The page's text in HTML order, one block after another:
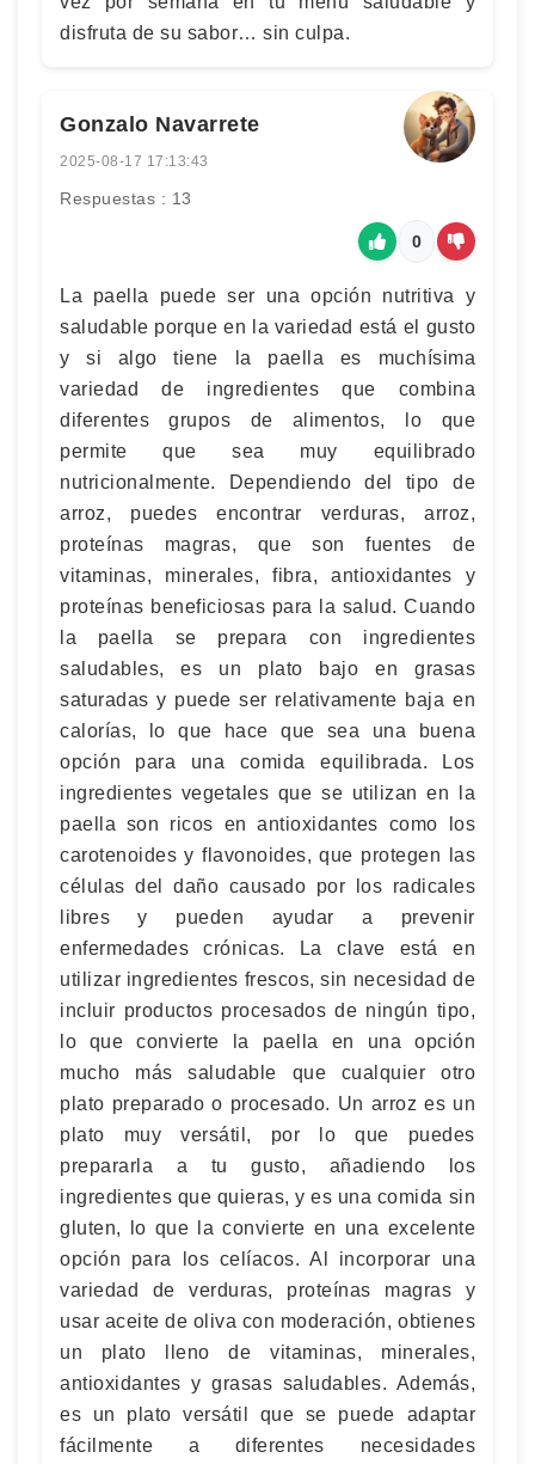
disfruta de su sabor… sin culpa.
Gonzalo Navarrete
2025-08-17 17:13:43
Respuestas : 13
0
La paella puede ser una opción nutritiva y
saludable porque en la variedad está el gusto
y si algo tiene la paella es muchísima
variedad de ingredientes que combina
diferentes grupos de alimentos, lo que
permite que sea muy equilibrado
nutricionalmente. Dependiendo del tipo de
arroz, puedes encontrar verduras, arroz,
proteínas magras, que son fuentes de
vitaminas, minerales, fibra, antioxidantes y
proteínas beneficiosas para la salud. Cuando
la paella se prepara con ingredientes
saludables, es un plato bajo en grasas
saturadas y puede ser relativamente baja en
calorías, lo que hace que sea una buena
opción para una comida equilibrada. Los
ingredientes vegetales que se utilizan en la
paella son ricos en antioxidantes como los
carotenoides y flavonoides, que protegen las
células del daño causado por los radicales
libres y pueden ayudar a prevenir
enfermedades crónicas. La clave está en
utilizar ingredientes frescos, sin necesidad de
incluir productos procesados de ningún tipo,
lo que convierte la paella en una opción
mucho más saludable que cualquier otro
plato preparado o procesado. Un arroz es un
plato muy versátil, por lo que puedes
prepararla a tu gusto, añadiendo los
ingredientes que quieras, y es una comida sin
gluten, lo que la convierte en una excelente
opción para los celíacos. Al incorporar una
variedad de verduras, proteínas magras y
usar aceite de oliva con moderación, obtienes
un plato lleno de vitaminas, minerales,
antioxidantes y grasas saludables. Además,
es un plato versátil que se puede adaptar
fácilmente a diferentes necesidades